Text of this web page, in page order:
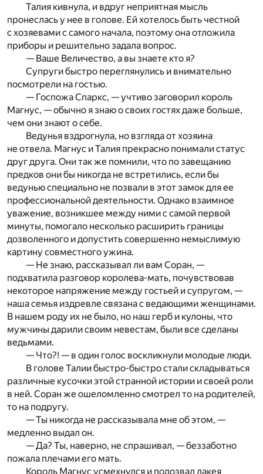
Талия кивнула, и вдруг неприятная мысль
пронеслась у нее в голове. Ей хотелось быть честной
с хозяевами с самого начала, поэтому она отложила
приборы и решительно задала вопрос.
— Ваше Величество, а вы знаете кто я?
Супруги быстро переглянулись и внимательно
посмотрели на гостью.
— Госпожа Спаркс, — учтиво заговорил король
Магнус, — обычно я знаю о своих гостях даже больше,
чем они знают о себе.
Ведунья вздрогнула, но взгляда от хозяина
не отвела. Магнус и Талия прекрасно понимали статус
друг друга. Они так же помнили, что по завещанию
предков они бы никогда не встретились, если бы
ведунью специально не позвали в этот замок для ее
профессиональной деятельности. Однако взаимное
уважение, возникшее между ними с самой первой
минуты, помогало несколько расширить границы
дозволенного и допустить совершенно немыслимую
картину совместного ужина.
— Не знаю, рассказывал ли вам Соран, —
подхватила разговор королева-мать, почувствовав
некоторое напряжение между гостьей и супругом, —
наша семья издревле связана с ведающими женщинами.
В нашем роду их не было, но наш герб и кулоны, что
мужчины дарили своим невестам, были все сделаны
ведьмами.
— Что?! — в один голос воскликнули молодые люди.
В голове Талии быстро-быстро стали складываться
различные кусочки этой странной истории и своей роли
в ней. Соран же ошеломленно смотрел то на родителей,
то на подругу.
— Ты никогда не рассказывала мне об этом, —
медленно выдал он.
— Да? Ты, наверно, не спрашивал, — беззаботно
пожала плечами его мать.
Король Магнус усмехнулся и подозвал лакея